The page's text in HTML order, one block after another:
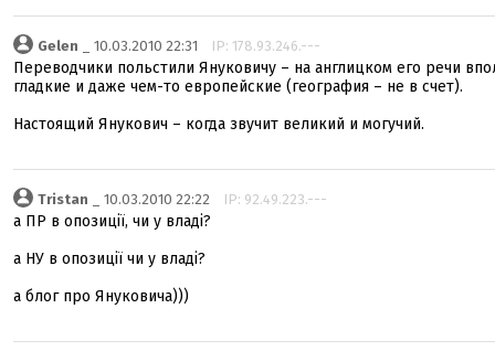
Gelen _ 10.03.2010 22:31 IP: 178.93.246.---
Переводчики польстили Януковичу – на англицком его речи
гладкие и даже чем-то европейские (география – не в счет).
Настоящий Янукович – когда звучит великий и могучий.
Tristan _ 10.03.2010 22:22 IP: 92.49.223.---
а ПР в опозиції, чи у владі?
а НУ в опозиції чи у владі?
а блог про Януковича)))